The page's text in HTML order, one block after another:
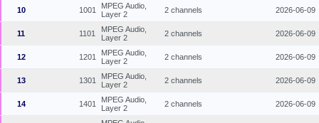
10 1001
MPEG Audio,
Layer 2
2 channels 2026-06-09
11 1101
MPEG Audio,
Layer 2
2 channels 2026-06-09
12 1201
MPEG Audio,
Layer 2
2 channels 2026-06-09
13 1301
MPEG Audio,
Layer 2
2 channels 2026-06-09
14 1401
MPEG Audio,
Layer 2
2 channels 2026-06-09